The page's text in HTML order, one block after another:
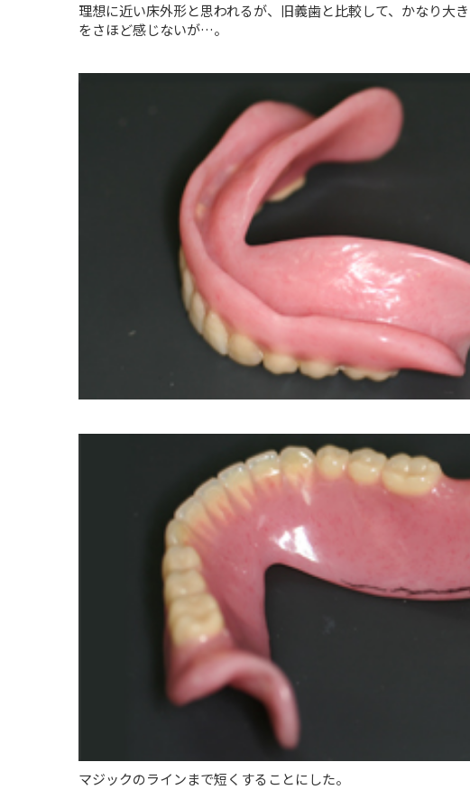
理想に近い床外形と思われるが、旧義歯と比較して、かなり大
をさほど感じないが…。
マジックのラインまで短くすることにした。